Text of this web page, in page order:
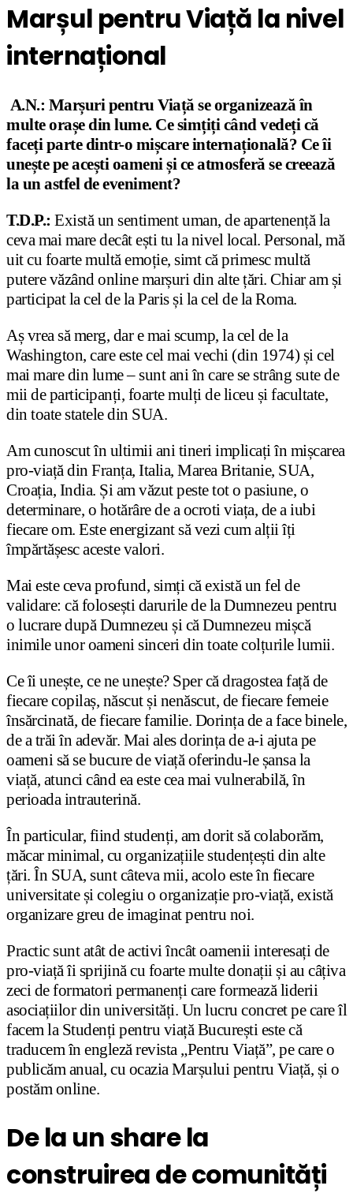
Marșul pentru Viață la nivel
internațional
A.N.: Marșuri pentru Viață se organizează în
multe orașe din lume. Ce simțiți când vedeți că
faceți parte dintr-o mișcare internațională? Ce îi
unește pe acești oameni și ce atmosferă se creează
la un astfel de eveniment?
T.D.P.: Există un sentiment uman, de apartenență la
ceva mai mare decât ești tu la nivel local. Personal, mă
uit cu foarte multă emoție, simt că primesc multă
putere văzând online marșuri din alte țări. Chiar am și
participat la cel de la Paris și la cel de la Roma.
Aș vrea să merg, dar e mai scump, la cel de la
Washington, care este cel mai vechi (din 1974) și cel
mai mare din lume – sunt ani în care se strâng sute de
mii de participanți, foarte mulți de liceu și facultate,
din toate statele din SUA.
Am cunoscut în ultimii ani tineri implicați în mișcarea
pro-viață din Franța, Italia, Marea Britanie, SUA,
Croația, India. Și am văzut peste tot o pasiune, o
determinare, o hotărâre de a ocroti viața, de a iubi
fiecare om. Este energizant să vezi cum alții îți
împărtășesc aceste valori.
Mai este ceva profund, simți că există un fel de
validare: că folosești darurile de la Dumnezeu pentru
o lucrare după Dumnezeu și că Dumnezeu mișcă
inimile unor oameni sinceri din toate colțurile lumii.
Ce îi unește, ce ne unește? Sper că dragostea față de
fiecare copilaș, născut și nenăscut, de fiecare femeie
însărcinată, de fiecare familie. Dorința de a face binele,
de a trăi în adevăr. Mai ales dorința de a-i ajuta pe
oameni să se bucure de viață oferindu-le șansa la
viață, atunci când ea este cea mai vulnerabilă, în
perioada intrauterină.
În particular, fiind studenți, am dorit să colaborăm,
măcar minimal, cu organizațiile studențești din alte
țări. În SUA, sunt câteva mii, acolo este în fiecare
universitate și colegiu o organizație pro-viață, există
organizare greu de imaginat pentru noi.
Practic sunt atât de activi încât oamenii interesați de
pro-viață îi sprijină cu foarte multe donații și au câțiva
zeci de formatori permanenți care formează liderii
asociațiilor din universități. Un lucru concret pe care îl
facem la Studenți pentru viață București este că
traducem în engleză revista „Pentru Viață”, pe care o
publicăm anual, cu ocazia Marșului pentru Viață, și o
postăm online.
De la un share la
construirea de comunități